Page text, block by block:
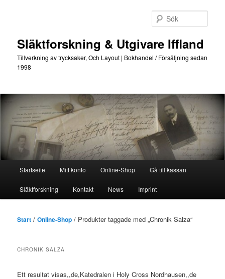
Släktforskning & Utgivare Iffland
Tillverkning av trycksaker, Och Layout | Bokhandel / Försäljning sedan
1998
Startseite Mitt konto Online-Shop Gå till kassan
Släktforskning Kontakt News Imprint
Start /Online-Shop / Produkter taggade med „Chronik Salza“
CHRONIK SALZA
Ett resultat visas,,de,Katedralen i Holy Cross Nordhausen,,de